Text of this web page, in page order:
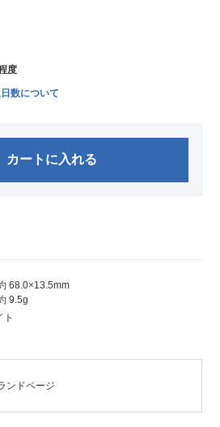
度
数について
カートに入れる
68.0×13.5mm
9.5g
ト
ンドページ